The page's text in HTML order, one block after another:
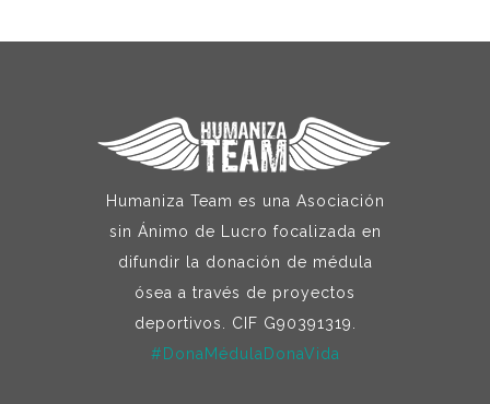
Humaniza Team es una Asociación
sin Ánimo de Lucro focalizada en
difundir la donación de médula
ósea a través de proyectos
deportivos. CIF G90391319.
#DonaMédulaDonaVida